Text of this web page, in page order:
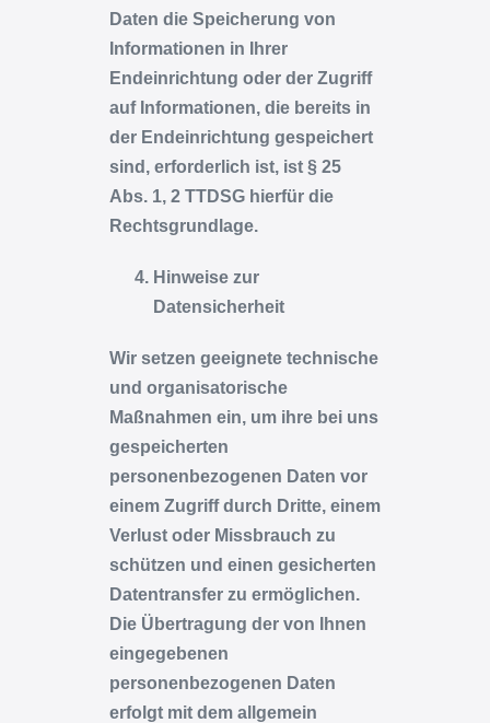
Daten die Speicherung von
Informationen in Ihrer
Endeinrichtung oder der Zugriff
auf Informationen, die bereits in
der Endeinrichtung gespeichert
sind, erforderlich ist, ist § 25
Abs. 1, 2 TTDSG hierfür die
Rechtsgrundlage.
Hinweise zur
Datensicherheit
Wir setzen geeignete technische
und organisatorische
Maßnahmen ein, um ihre bei uns
gespeicherten
personenbezogenen Daten vor
einem Zugriff durch Dritte, einem
Verlust oder Missbrauch zu
schützen und einen gesicherten
Datentransfer zu ermöglichen.
Die Übertragung der von Ihnen
eingegebenen
personenbezogenen Daten
erfolgt mit dem allgemein